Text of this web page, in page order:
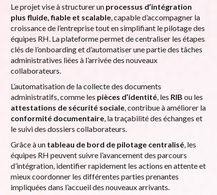
Le projet vise à structurer un processus d’intégration
plus fluide, fiable et scalable, capable d’accompagner la
croissance de l’entreprise tout en simplifiant le pilotage des
équipes RH. La plateforme permet de centraliser les étapes
clés de l’onboarding et d’automatiser une partie des tâches
administratives liées à l’arrivée des nouveaux
collaborateurs.
L’automatisation de la collecte des documents
administratifs, comme les pièces d’identité, les RIB ou les
attestations de sécurité sociale, contribue à améliorer la
conformité documentaire, la traçabilité des échanges et
le suivi des dossiers collaborateurs.
Grâce à un tableau de bord de pilotage centralisé, les
équipes RH peuvent suivre l’avancement des parcours
d’intégration, identifier rapidement les actions en attente et
mieux coordonner les différentes parties prenantes
impliquées dans l’accueil des nouveaux arrivants.